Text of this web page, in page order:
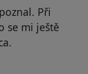
Při
se mi ještě
odstraněn